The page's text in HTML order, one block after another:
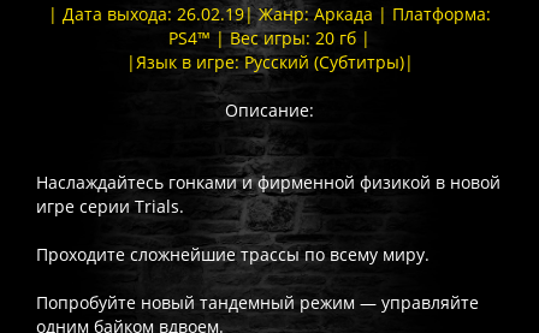
| Дата выхода: 26.02.19| Жанр: Аркада | Платформа:
PS4™ | Вес игры: 20 гб |
|Язык в игре: Русский (Субтитры)|
Описание:
Наслаждайтесь гонками и фирменной физикой в новой
игре серии Trials.
Проходите сложнейшие трассы по всему миру.
Попробуйте новый тандемный режим — управляйте
одним байком вдвоем.